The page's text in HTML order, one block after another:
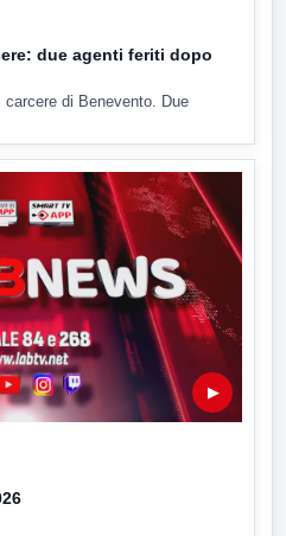
due agenti feriti dopo
carcere di Benevento. Due
▶